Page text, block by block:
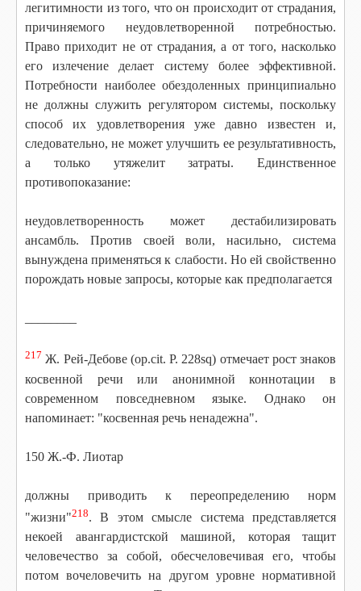
легитимности из того, что он происходит от страдания,
причиняемого неудовлетворенной потребностью.
Право приходит не от страдания, а от того, насколько
его излечение делает систему более эффективной.
Потребности наиболее обездоленных принципиально
не должны служить регулятором системы, поскольку
способ их удовлетворения уже давно известен и,
следовательно, не может улучшить ее результативность,
а только утяжелит затраты. Единственное
противопоказание:
неудовлетворенность может дестабилизировать
ансамбль. Против своей воли, насильно, система
вынуждена применяться к слабости. Но ей свойственно
порождать новые запросы, которые как предполагается
217 Ж. Рей-Дебове (op.cit. P. 228sq) отмечает рост знаков
косвенной речи или анонимной коннотации в
современном повседневном языке. Однако он
напоминает: "косвенная речь ненадежна".
150 Ж.-Ф. Лиотар
должны приводить к переопределению норм
"жизни"218. В этом смысле система представляется
некоей авангардистской машиной, которая тащит
человечество за собой, обесчеловечивая его, чтобы
потом вочеловечить на другом уровне нормативной